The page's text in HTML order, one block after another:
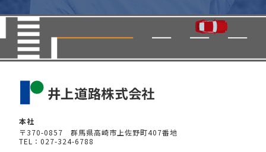
本社
〒370-0857 群馬県高崎市上佐野町407番地
TEL：027-324-6788